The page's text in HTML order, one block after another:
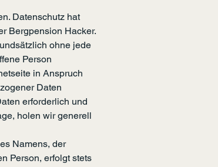
Datenschutz hat
Bergpension Hacker.
ohne jede
Person
in Anspruch
Daten
erforderlich und
holen wir generell
Namens, der
Person, erfolgt stets